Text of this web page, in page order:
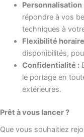
Personnalisation
répondre à vos
techniques à
Flexibilité
disponibilités,
Confidentialité :
le portage en
extérieures.
Prêt à vous lancer ?
Que vous souhaitiez